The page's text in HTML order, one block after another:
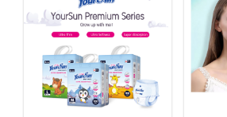
25-27
AUG
中国内地
25.08.2026 -
中国国际纺织⾯料及辅料（
6年8月25至27日)
26
香港
26.08.2026
「中小企资援组」网络研讨